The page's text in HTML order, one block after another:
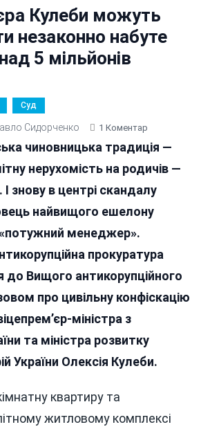
Кулеби можуть
незаконно набуте
5 мільйонів
Суд
Сидорченко 1 КоментарДо
У
Кулеби
Можуть
Майно
На
5
чиновницька традиція —
нерухомість на родичів —
знову в центрі скандалу
найвищого ешелону
менеджер».
прокуратура
до Вищого антикорупційного
про цивільну конфіскацію
міністра з
та міністра розвитку
України Олексія Кулеби.
квартиру та
житловому комплексі